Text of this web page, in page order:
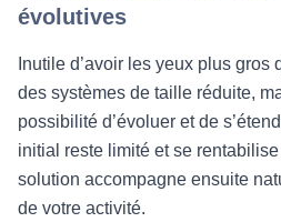
évolutives
Inutile d’avoir les yeux plus
des systèmes de taille réduite,
possibilité d’évoluer et de
initial reste limité et se
solution accompagne ensuite
de votre activité.